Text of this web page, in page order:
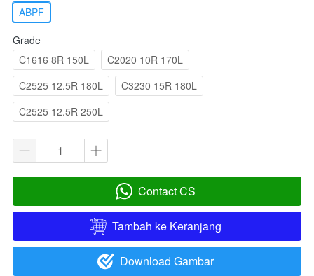
ABPF
Grade
C1616 8R 150L
C2020 10R 170L
C2525 12.5R 180L
C3230 15R 180L
C2525 12.5R 250L
` Contact CS
` Tambah ke Keranjang
` Download Gambar